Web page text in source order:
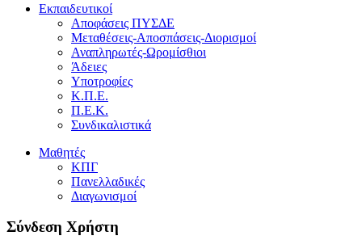
Εκπαιδευτικοί
Αποφάσεις ΠΥΣΔΕ
Μεταθέσεις-Αποσπάσεις-Διορισμοί
Αναπληρωτές-Ωρομίσθιοι
Άδειες
Υποτροφίες
Κ.Π.Ε.
Π.Ε.Κ.
Συνδικαλιστικά
Μαθητές
ΚΠΓ
Πανελλαδικές
Διαγωνισμοί
Σύνδεση Χρήστη